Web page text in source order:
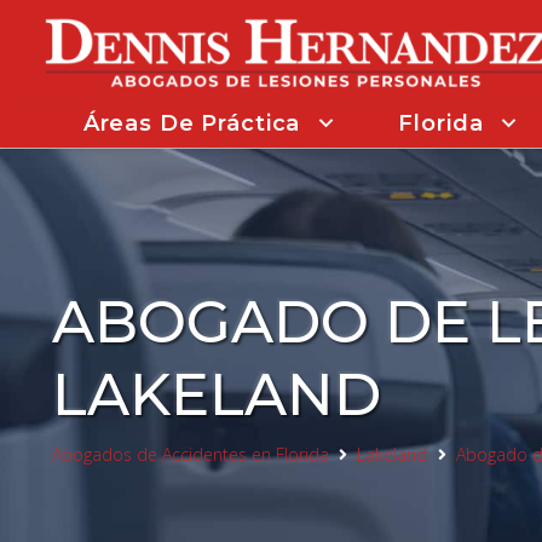
Áreas De Práctica Florida
ABOGADO DE
LAKELAND
Abogados de Accidentes en Florida Lakeland Abogado